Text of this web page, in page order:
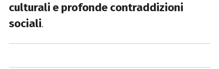
culturali e profonde contraddizioni
sociali.